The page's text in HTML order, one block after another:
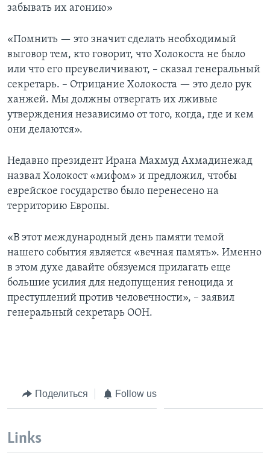
забывать их агонию»
«Помнить — это значит сделать необходимый
выговор тем, кто говорит, что Холокоста не было
или что его преувеличивают, – сказал генеральный
секретарь. – Отрицание Холокоста — это дело рук
ханжей. Мы должны отвергать их лживые
утверждения независимо от того, когда, где и кем
они делаются».
Недавно президент Ирана Махмуд Ахмадинежад
назвал Холокост «мифом» и предложил, чтобы
еврейское государство было перенесено на
территорию Европы.
«В этот международный день памяти темой
нашего события является «вечная память». Именно
в этом духе давайте обязуемся прилагать еще
большие усилия для недопущения геноцида и
преступлений против человечности», – заявил
генеральный секретарь ООН.
Поделиться Follow us
Links